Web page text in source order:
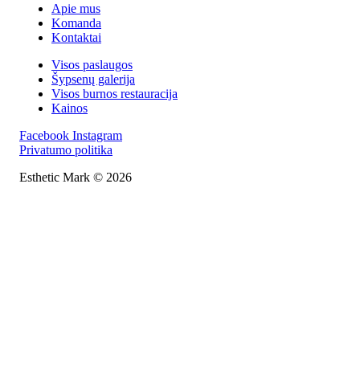
Apie mus
Komanda
Kontaktai
Visos paslaugos
Šypsenų galerija
Visos burnos restauracija
Kainos
Facebook Instagram
Privatumo politika
Esthetic Mark © 2026